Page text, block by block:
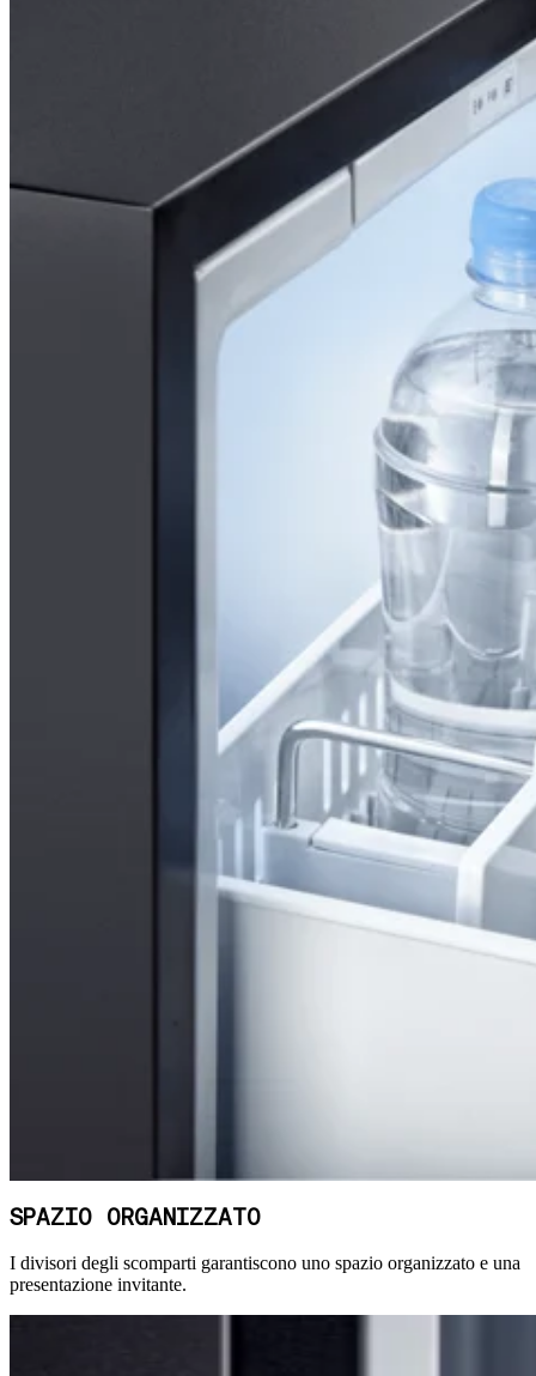
SPAZIO ORGANIZZATO
I divisori degli scomparti garantiscono uno spazio organizzato e una
presentazione invitante.